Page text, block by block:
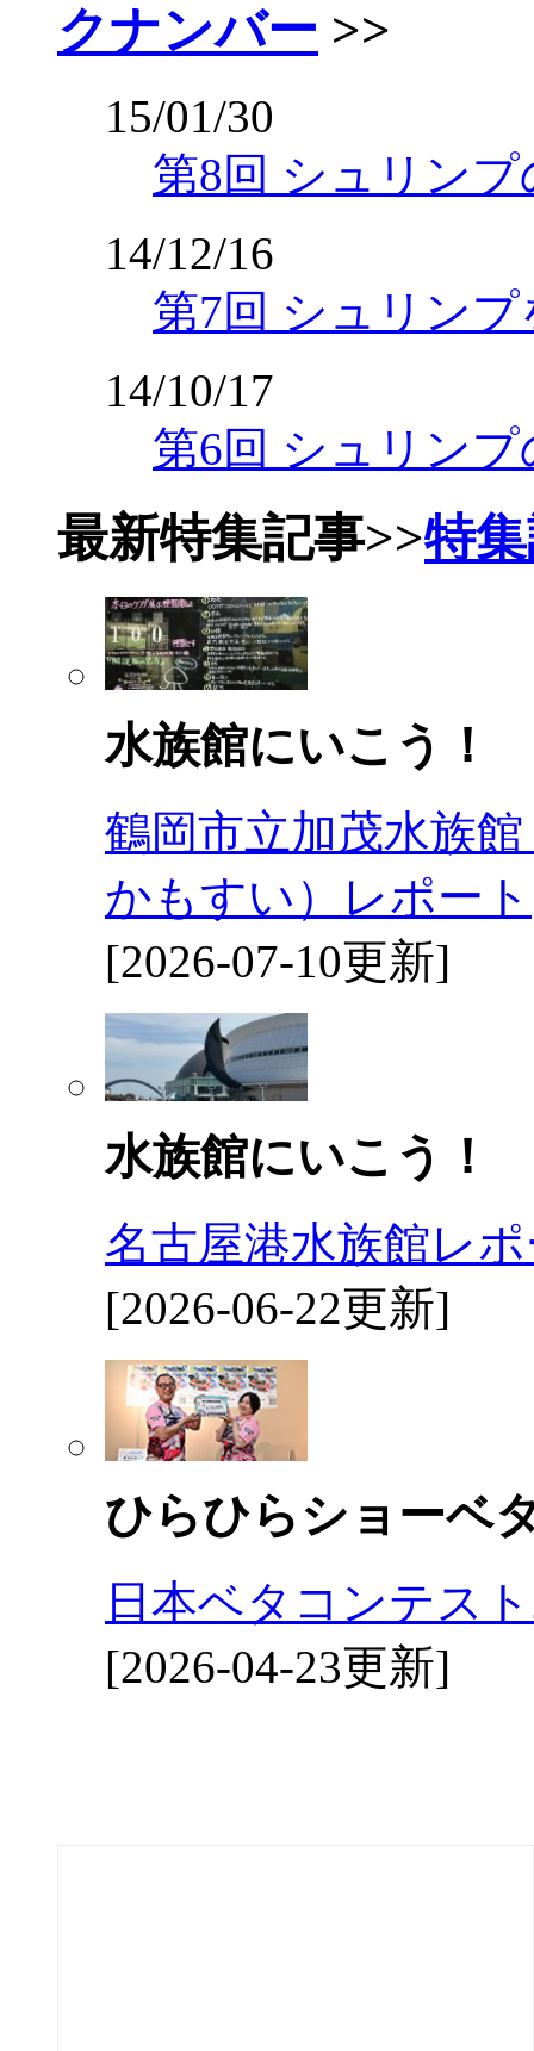
クナンバー >>
15/01/30
第8回 シュリン
14/12/16
第7回 シュリン
14/10/17
第6回 シュリンプ
最新特集記事>>特
水族館にいこう！
鶴岡市立加茂水族
かもすい）レポート
[2026-07-10更新]
水族館にいこう！
名古屋港水族館レ
[2026-06-22更新]
ひらひらショーベ
日本ベタコンテス
[2026-04-23更新]